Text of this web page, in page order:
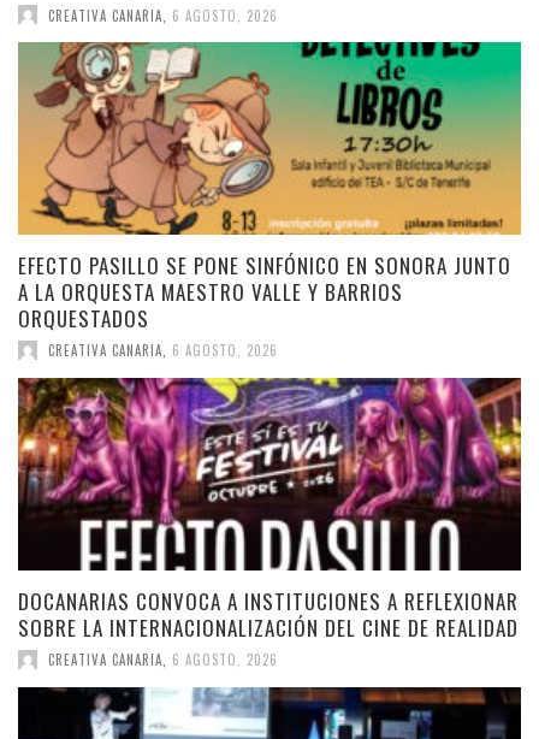
CREATIVA CANARIA 6 AGOSTO, 2026
EFECTO PASILLO SE PONE SINFÓNICO EN SONORA JUNTO
A LA ORQUESTA MAESTRO VALLE Y BARRIOS
ORQUESTADOS
CREATIVA CANARIA 6 AGOSTO, 2026
DOCANARIAS CONVOCA A INSTITUCIONES A REFLEXIONAR
SOBRE LA INTERNACIONALIZACIÓN DEL CINE DE REALIDAD
CREATIVA CANARIA 6 AGOSTO, 2026